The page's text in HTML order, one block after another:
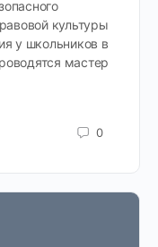
культуры
у школьников в
мастер
0